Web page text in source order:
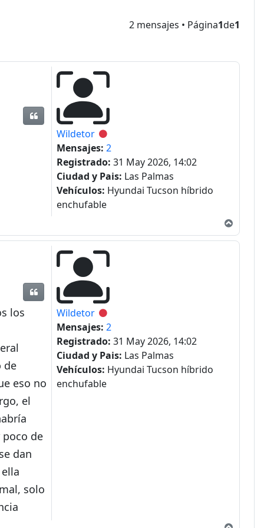
2 mensajes • Página1de1
Wildetor Desconectado
Mensajes: 2
Registrado: 31 May 2026, 14:02
Ciudad y Pais: Las Palmas
Vehículos: Hyundai Tucson híbrido
enchufable
Wildetor Desconectado
Mensajes: 2
Registrado: 31 May 2026, 14:02
Ciudad y Pais: Las Palmas
Vehículos: Hyundai Tucson híbrido
enchufable
Citar
los
de
eso no
el
de
dan
solo